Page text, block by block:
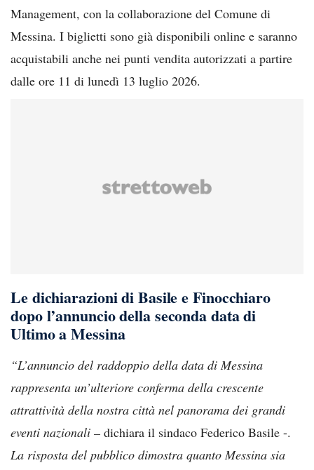
Management, con la collaborazione del Comune di
Messina. I biglietti sono già disponibili online e saranno
acquistabili anche nei punti vendita autorizzati a partire
dalle ore 11 di lunedì 13 luglio 2026.
Le dichiarazioni di Basile e Finocchiaro
dopo l’annuncio della seconda data di
Ultimo a Messina
“L’annuncio del raddoppio della data di Messina
rappresenta un’ulteriore conferma della crescente
attrattività della nostra città nel panorama dei grandi
eventi nazionali – dichiara il sindaco Federico Basile -.
La risposta del pubblico dimostra quanto Messina sia